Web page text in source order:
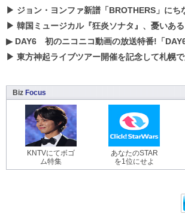
▶ ジョン・ヨンファ新譜「BROTHERS」にちなんだ想像
▶ 韓国ミュージカル『狂炎ソナタ』、憂いある​ビジュアル初公開!! 主役リョウク、
▶ DAY6 初のニコニコ動画の放送特番!「DAY6 JAPAN 1st ALBUM「UNLOCK」発売
▶ 東方神起ライブツアー開催を記念して札幌で展示会、
Biz Focus
KNTVにてボゴ
ム特集
あなたのSTAR
を1位にせよ